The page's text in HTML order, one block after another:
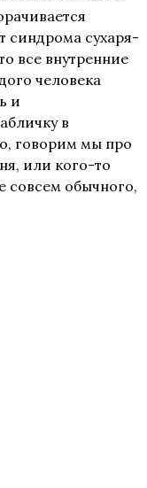
синдрома сухаря-
все внутренние
человека
и
в
говорим мы про
или кого-то
совсем обычного,